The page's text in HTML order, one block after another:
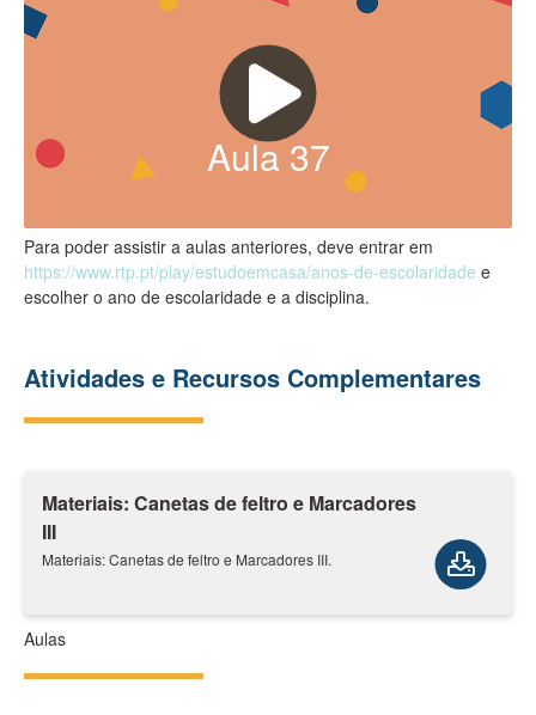
Aula37
Para poder assistir a aulas anteriores, deve entrar em
https://www.rtp.pt/play/estudoemcasa/anos-de-escolaridade e
escolher o ano de escolaridade e a disciplina.
Atividades e Recursos Complementares
Materiais: Canetas de feltro e Marcadores
III
Materiais: Canetas de feltro e Marcadores III.
Aulas